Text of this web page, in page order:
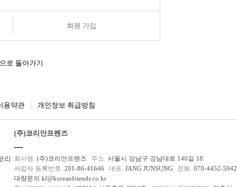
회원 가입
로 돌아가기
용약관 개인정보 취급방침
리
(주)코리안프렌즈
회사명. (주)코리안프렌즈 주소. 서울시 강남구 강남대로 140길 18
사업자 등록번호. 201-86-41646 대표. JANG JUNSUNG 전화. 070-4452-5942
대량문의 kf@koreanfriends.co.kr